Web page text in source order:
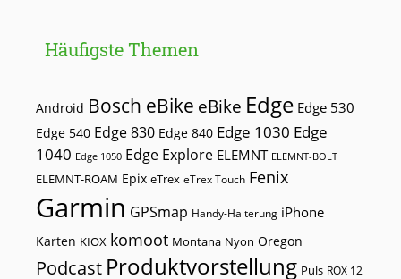
Häufigste Themen
Android Bosch eBike eBike Edge Edge 530
Edge 540 Edge 830 Edge 840 Edge 1030 Edge
1040 Edge 1050 Edge Explore ELEMNT ELEMNT-BOLT
ELEMNT-ROAM Epix eTrex eTrex Touch Fenix
Garmin GPSmap Handy-Halterung iPhone
Karten KIOX komoot Montana Nyon Oregon
Podcast Produktvorstellung Puls ROX 12